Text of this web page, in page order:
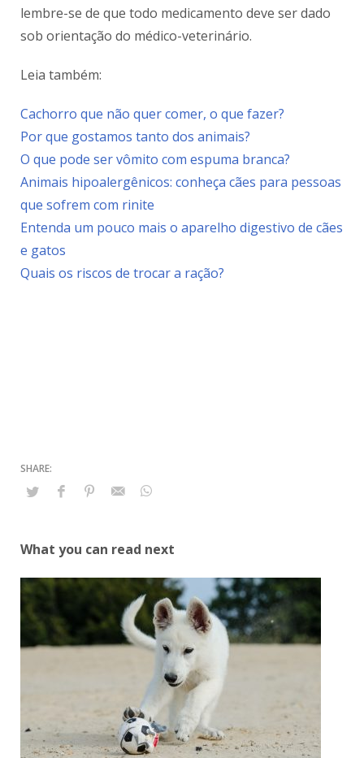
lembre-se de que todo medicamento deve ser dado
sob orientação do médico-veterinário.
Leia também:
Cachorro que não quer comer, o que fazer?
Por que gostamos tanto dos animais?
O que pode ser vômito com espuma branca?
Animais hipoalergênicos: conheça cães para pessoas
que sofrem com rinite
Entenda um pouco mais o aparelho digestivo de cães
e gatos
Quais os riscos de trocar a ração?
What you can read next